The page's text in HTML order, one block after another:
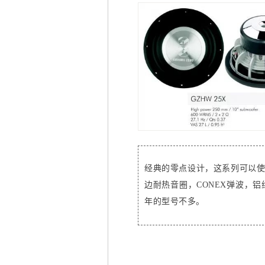
经典的零点设计，这系列可以
边耐热音圈，CONEX弹波，
年的型号不多。